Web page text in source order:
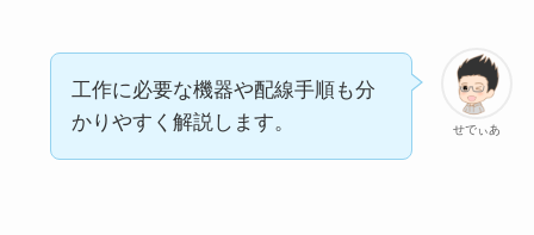
せでぃあ
工作に必要な機器や配線手順も分
かりやすく解説します。